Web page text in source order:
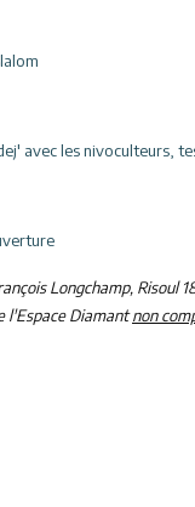
avec les nivoculteurs,
Longchamp, Risoul
l'Espace Diamantnon